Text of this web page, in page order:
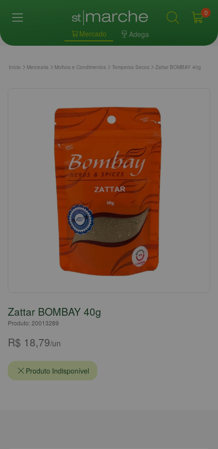
Mercado Adega
0
Início Mercearia Molhos e Condimentos Temperos Secos Zattar BOMBAY 40g
Zattar BOMBAY 40g
Produto: 20013289
R$ 18,79/un
Produto Indisponível